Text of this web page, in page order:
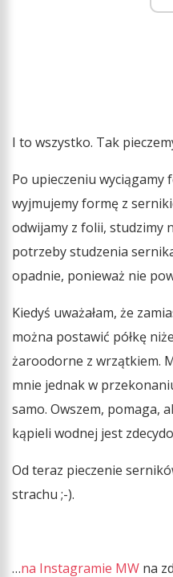
I to wszystko. Tak
Po upieczeniu wyciągamy
wyjmujemy formę z
odwijamy z folii, studzimy
potrzeby studzenia
opadnie, ponieważ nie
Kiedyś uważałam, że
można postawić półkę
żaroodorne z wrzątkiem.
mnie jednak w
samo. Owszem, pomaga,
kąpieli wodnej jest
Od teraz pieczenie
strachu ;-).
…na Instagramie MW na